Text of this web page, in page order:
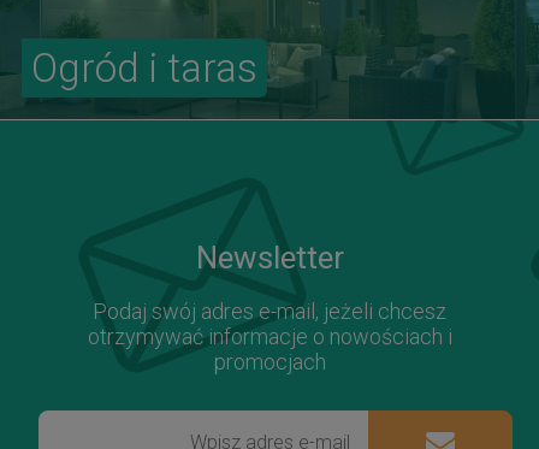
Ogród i taras
Newsletter
Podaj swój adres e-mail, jeżeli chcesz
otrzymywać informacje o nowościach i
promocjach